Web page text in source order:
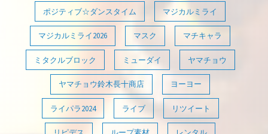
ポジティブ☆ダンスタイム マジカルミライ
マジカルミライ2026 マスク マチキャラ
ミタクルブロック ミューダイ ヤマチョウ
ヤマチョウ鈴木長十商店 ヨーヨー
ライパラ2024 ライブ リツイート